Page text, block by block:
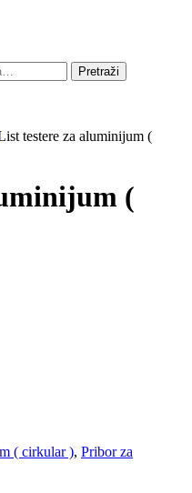
Pretraži
testere za aluminijum (
(
( cirkular ), Pribor za